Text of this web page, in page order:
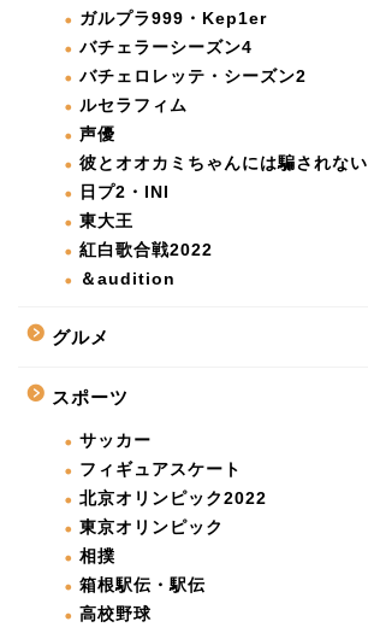
ガルプラ999・Kep1er
バチェラーシーズン4
バチェロレッテ・シーズン2
ルセラフィム
声優
彼とオオカミちゃんには騙されない
日プ2・INI
東大王
紅白歌合戦2022
＆audition
グルメ
スポーツ
サッカー
フィギュアスケート
北京オリンピック2022
東京オリンピック
相撲
箱根駅伝・駅伝
高校野球